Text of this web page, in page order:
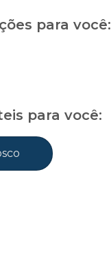
para você:
para você: